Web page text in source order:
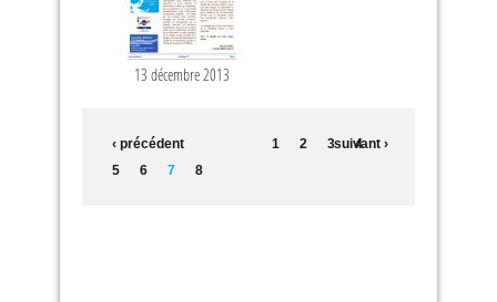
13 décembre 2013
‹ précédent 1 2 3
4
5
6 7 8
suivant ›